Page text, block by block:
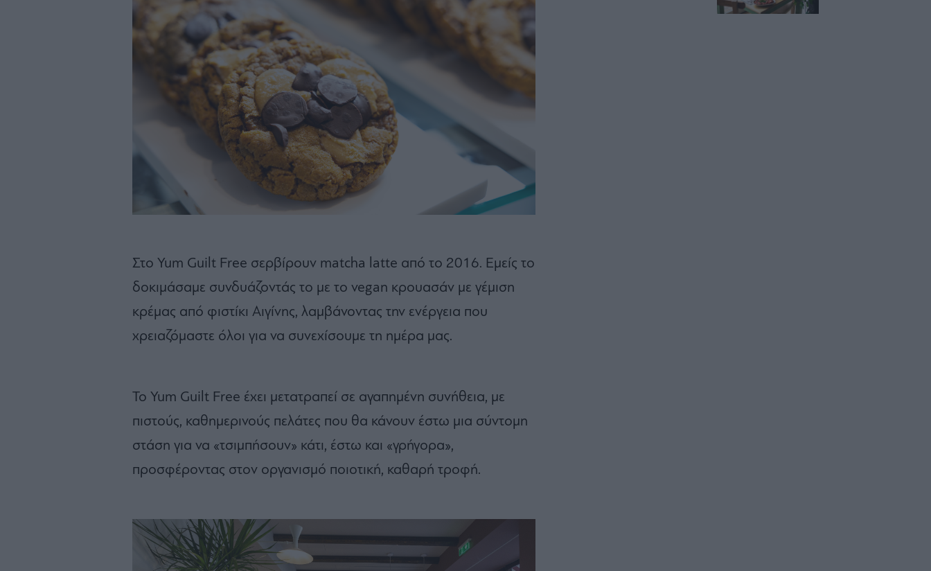
Στο Yum Guilt Free σερβίρουν matcha latte από το 2016. Εμείς το
δοκιμάσαμε συνδυάζοντάς το με το vegan κρουασάν με γέμιση
κρέμας από φιστίκι Αιγίνης, λαμβάνοντας την ενέργεια που
χρειαζόμαστε όλοι για να συνεχίσουμε τη ημέρα μας.
Το Yum Guilt Free έχει μετατραπεί σε αγαπημένη συνήθεια, με
πιστούς, καθημερινούς πελάτες που θα κάνουν έστω μια σύντομη
στάση για να «τσιμπήσουν» κάτι, έστω και «γρήγορα»,
προσφέροντας στον οργανισμό ποιοτική, καθαρή τροφή.